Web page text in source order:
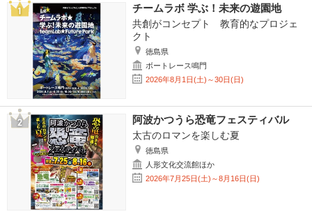
チームラボ 学ぶ！未来の遊園地
共創がコンセプト 教育的なプロジェ
クト
徳島県
ボートレース鳴門
2026年8月1日(土)～30日(日)
阿波かつうら恐竜フェスティバル
太古のロマンを楽しむ夏
徳島県
人形文化交流館ほか
2026年7月25日(土)～8月16日(日)